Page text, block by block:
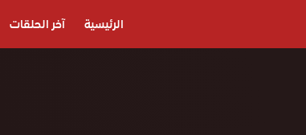
الرئيسية آخر الحلقات